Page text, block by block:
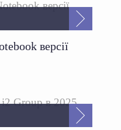
версії